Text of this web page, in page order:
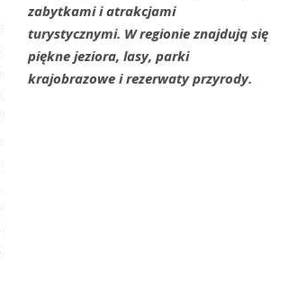
zabytkami i atrakcjami
turystycznymi. W regionie znajdują się
piękne jeziora, lasy, parki
krajobrazowe i rezerwaty przyrody.